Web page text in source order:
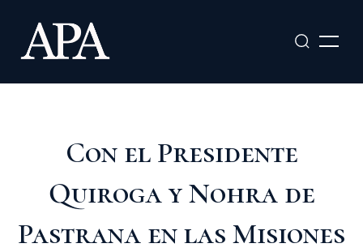
contenido
Con el Presidente
Quiroga y Nohra de
Pastrana en las Misiones